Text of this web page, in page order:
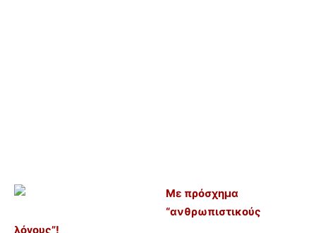
Με πρόσχημα
“ανθρωπιστικούς
λόγους”!